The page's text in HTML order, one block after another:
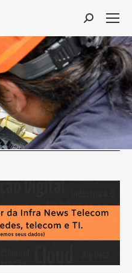
Search: